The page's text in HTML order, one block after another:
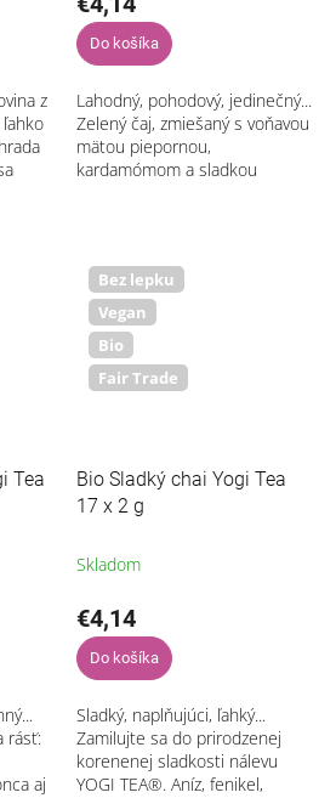
z
Do košíka
Lahodný, pohodový, jedinečný...
Zelený čaj, zmiešaný s voňavou
mätou piepornou,
kardamómom a sladkou
Tea
rásť:
aj
Bez lepku
Vegan
Bio
Fair Trade
Bio Sladký chai Yogi Tea
17 x 2 g
Skladom
€4,14
Do košíka
Sladký, naplňujúci, ľahký...
Zamilujte sa do prirodzenej
korenenej sladkosti nálevu
YOGI TEA®. Aníz, fenikel,